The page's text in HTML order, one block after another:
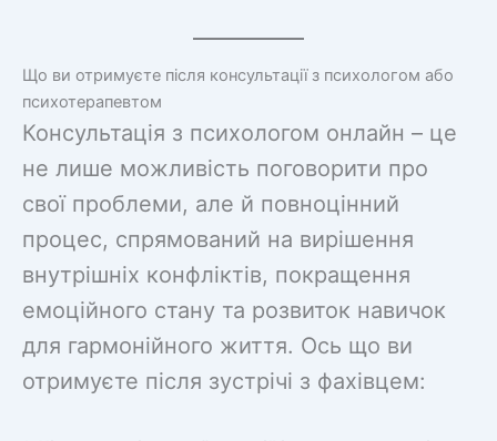
Що ви отримуєте після консультації з психологом або
психотерапевтом
Консультація з психологом онлайн – це
не лише можливість поговорити про
свої проблеми, але й повноцінний
процес, спрямований на вирішення
внутрішніх конфліктів, покращення
емоційного стану та розвиток навичок
для гармонійного життя. Ось що ви
отримуєте після зустрічі з фахівцем: